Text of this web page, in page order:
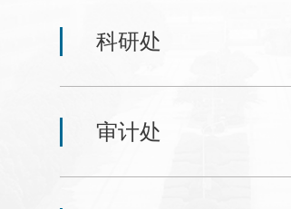
科研处
审计处